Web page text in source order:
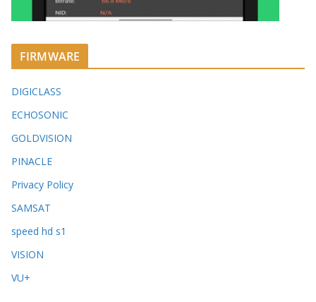
FIRMWARE
DIGICLASS
ECHOSONIC
GOLDVISION
PINACLE
Privacy Policy
SAMSAT
speed hd s1
VISION
VU+